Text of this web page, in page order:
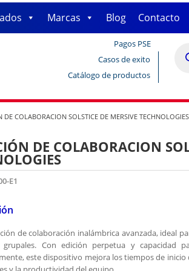
Marcas Blog Contacto
Pagos PSE
Casos de exito
Catálogo de productos
DE COLABORACION SOLSTICE DE MERSIVE TECHNOLOGIES
DE COLABORACION
E1
de colaboración inalámbrica avanzada, ideal
Con edición perpetua y capacidad
este dispositivo mejora los tiempos de